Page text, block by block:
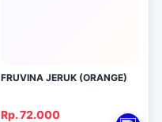
FRUVINA JERUK (ORANGE)
Rp. 72.000